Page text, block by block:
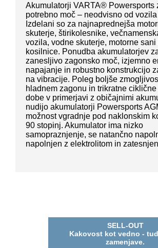
Akumulatorji VARTA® Powersports
potrebno moč – neodvisno od
Izdelani so za najnaprednejša
skuterje, štirikolesnike,
vozila, vodne skuterje, motorne sani
kosilnice. Ponudba akumulatorjev
zanesljivo zagonsko moč, izjemno
napajanje in robustno konstrukcijo
na vibracije. Poleg boljše
hladnem zagonu in trikratne
dobe v primerjavi z običajnimi
nudijo akumulatorji Powersports
možnost vgradnje pod naklonskim
90 stopinj. Akumulator ima nizko
samopraznjenje, se natančno
napolnjen z elektrolitom in
SELL-OUT
Kakovost kot vedno -
zamenjave.